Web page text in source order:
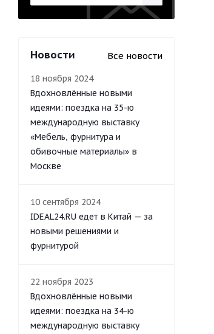
Новости Все новости
18 ноября 2024
Вдохновлённые новыми
идеями: поездка на 35-ю
международную выставку
«Мебель, фурнитура и
обивочные материалы» в
Москве
10 сентября 2024
IDEAL24.RU едет в Китай — за
новыми решениями и
фурнитурой
22 ноября 2023
Вдохновлённые новыми
идеями: поездка на 34-ю
международную выставку